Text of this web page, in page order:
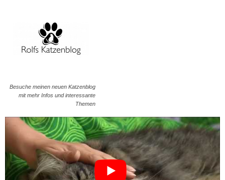
Besuche meinen neuen Katzenblog
mit mehr Infos und interessante
Themen